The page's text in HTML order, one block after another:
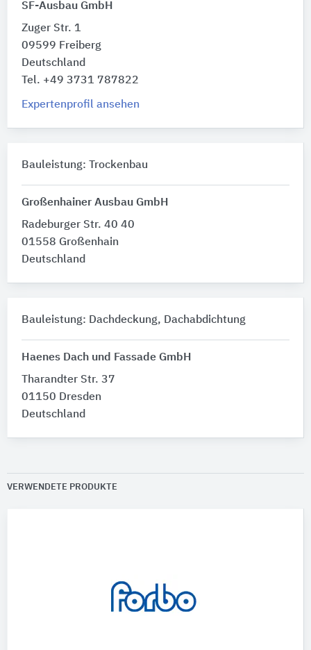
SF-Ausbau GmbH
Zuger Str. 1
09599 Freiberg
Deutschland
Tel. +49 3731 787822
Expertenprofil ansehen
Bauleistung: Trockenbau
Großenhainer Ausbau GmbH
Radeburger Str. 40 40
01558 Großenhain
Deutschland
Bauleistung: Dachdeckung, Dachabdichtung
Haenes Dach und Fassade GmbH
Tharandter Str. 37
01150 Dresden
Deutschland
VERWENDETE PRODUKTE